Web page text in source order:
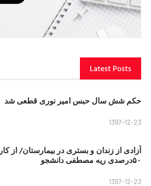
Latest Posts
حکم شش سال حبس امیر نوری قطعی شد
1397-12-23
آزادی از زندان و بستری در بیمارستان/ از
۵۰درصدی ریه مصطفی دانشجو
1397-12-23